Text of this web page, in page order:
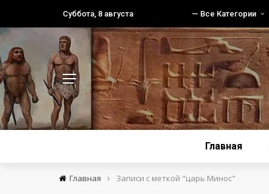
Суббота, 8 августа — Все Категории
Главная
Главная › Записи с меткой "царь Минос"